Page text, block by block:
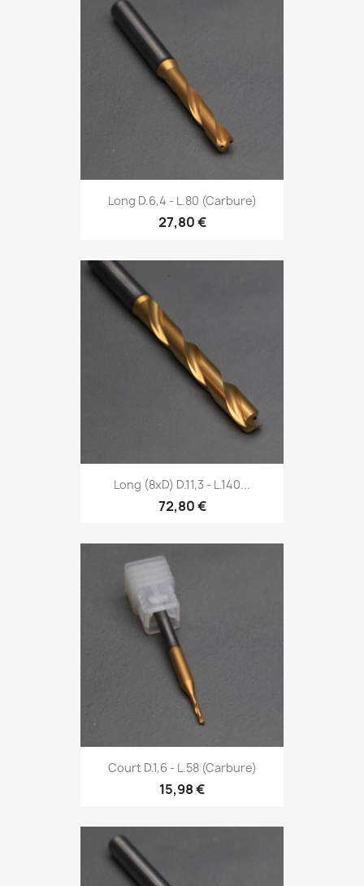
Long D.6,4 - L.80 (Carbure)
27,80 €
Long (8xD) D.11,3 - L.140...
72,80 €
Court D.1,6 - L.58 (Carbure)
15,98 €